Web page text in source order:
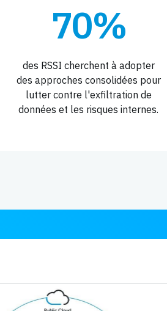
70%
des RSSI cherchent à adopter
des approches consolidées pour
lutter contre l'exfiltration de
données et les risques internes.